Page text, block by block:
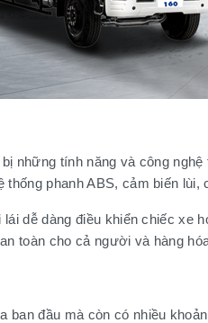
những tính năng và công
phanh ABS, cảm biến
dễ dàng điều khiển chiếc
toàn cho cả người và hàng
ban đầu mà còn có nhiều